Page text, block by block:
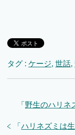
タグ : ケージ, 世話,
「 野生のハリネ
「 ハリネズミは